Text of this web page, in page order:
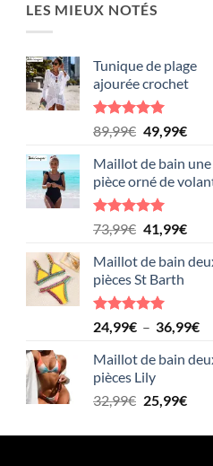
LES MIEUX NOTÉS
Tunique de plage
ajourée crochet
Note5.00
sur 5
89,99€ Le
initial
était :
89,99€.
49,99€Le
est :
Maillot de bain une
pièce orné de
Note5.00
sur 5
73,99€ Le
initial
était :
73,99€.
41,99€Le
Maillot de bain
pièces St Barth
Note5.00
sur 5
24,99€ – 36,99€
Maillot de bain
pièces Lily
32,99€ Le
initial
25,99€Le